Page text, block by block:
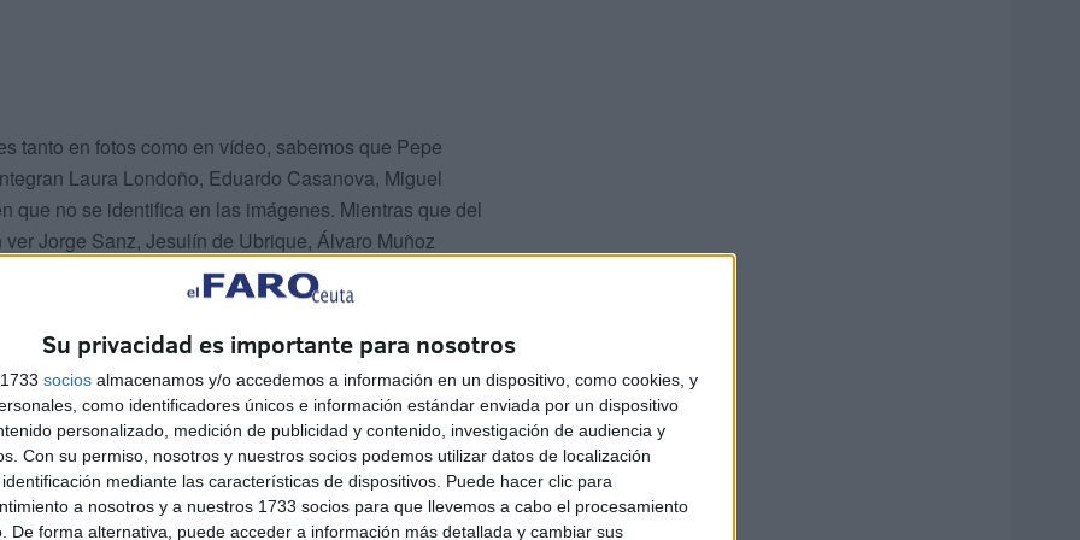
Su privacidad es importante para nosotros
socios almacenamos y/o accedemos a información en un dispositivo, como cookies, y
como identificadores únicos e información estándar enviada por un dispositivo
personalizado, medición de publicidad y contenido, investigación de audiencia y
Con su permiso, nosotros y nuestros socios podemos utilizar datos de localización
mediante las características de dispositivos. Puede hacer clic para
a nosotros y a nuestros 1733 socios para que llevemos a cabo el procesamiento
De forma alternativa, puede acceder a información más detallada y cambiar sus
tanto en fotos como en vídeo, sabemos que Pepe
Laura Londoño, Eduardo Casanova, Miguel
que no se identifica en las imágenes. Mientras que del
Jorge Sanz, Jesulín de Ubrique, Álvaro Muñoz
el misterio del sexto integrante, dejando como
nos conformaremos con recordar que el Parque